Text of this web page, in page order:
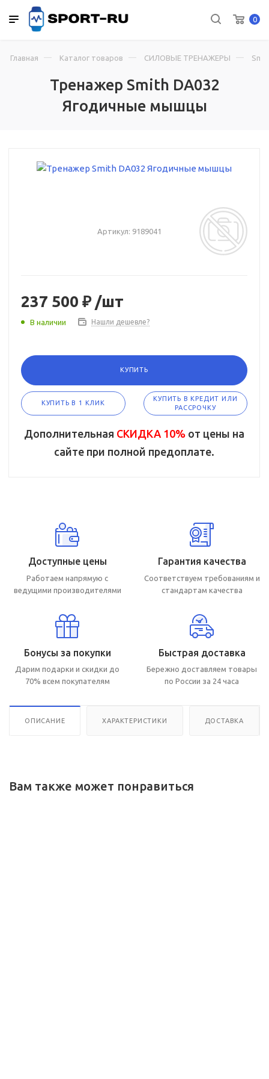
0
Тренажер Smith DA032
Ягодичные мышцы
Главная Каталог товаров СИЛОВЫЕ ТРЕНАЖЕРЫ
Артикул: 9189041
237 500 ₽/шт
В наличии Нашли дешевле?
КУПИТЬ
КУПИТЬ В 1 КЛИК
КУПИТЬ В КРЕДИТ ИЛИ
РАССРОЧКУ
Дополнительная СКИДКА 10% от цены на
сайте при полной предоплате.
Доступные цены
Работаем напрямую с
ведущими производителями
Гарантия качества
Соответствуем требованиям и
стандартам качества
Бонусы за покупки
Дарим подарки и скидки до
70% всем покупателям
Быстрая доставка
Бережно доставляем товары
по России за 24 часа
ОПИСАНИЕ ХАРАКТЕРИСТИКИ ДОСТАВКА
Вам также может понравиться